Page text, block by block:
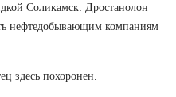
Соликамск: Дростанолон
нефтедобывающим компаниям
здесь похоронен.